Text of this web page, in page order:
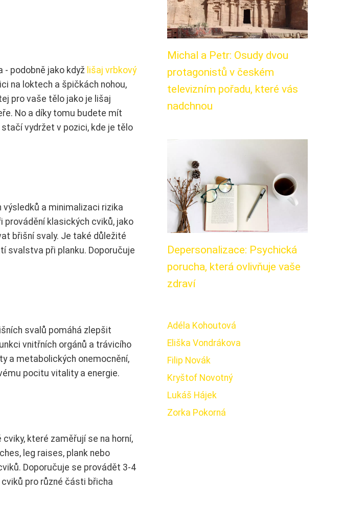
podobně jako když lišaj vrbkový
na loktech a špičkách nohou,
pro vaše tělo jako je lišaj
No a díky tomu budete mít
vydržet v pozici, kde je tělo
a minimalizaci rizika
provádění klasických cviků, jako
břišní svaly. Je také důležité
svalstva při planku. Doporučuje
svalů pomáhá zlepšit
vnitřních orgánů a trávicího
a metabolických onemocnění,
pocitu vitality a energie.
které zaměřují se na horní,
leg raises, plank nebo
Doporučuje se provádět 3-4
pro různé části břicha
Michal a Petr: Osudy dvou
protagonistů v českém
televizním pořadu, které vás
nadchnou
Depersonalizace: Psychická
porucha, která ovlivňuje vaše
zdraví
Adéla Kohoutová
Eliška Vondrákova
Filip Novák
Kryštof Novotný
Lukáš Hájek
Zorka Pokorná